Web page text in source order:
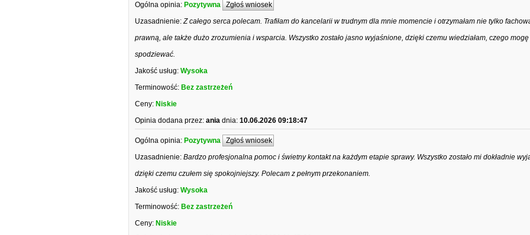
Ogólna opinia: Pozytywna Zgłoś wniosek
Uzasadnienie: Z całego serca polecam. Trafiłam do kancelarii w trudnym dla mnie momencie i otrzymałam nie tylko
prawną, ale także dużo zrozumienia i wsparcia. Wszystko zostało jasno wyjaśnione, dzięki czemu wiedziałam, czego
spodziewać.
Jakość usług: Wysoka
Terminowość: Bez zastrzeżeń
Ceny: Niskie
Opinia dodana przez: ania dnia: 10.06.2026 09:18:47
Ogólna opinia: Pozytywna Zgłoś wniosek
Uzasadnienie: Bardzo profesjonalna pomoc i świetny kontakt na każdym etapie sprawy. Wszystko zostało mi dokładnie
dzięki czemu czułem się spokojniejszy. Polecam z pełnym przekonaniem.
Jakość usług: Wysoka
Terminowość: Bez zastrzeżeń
Ceny: Niskie